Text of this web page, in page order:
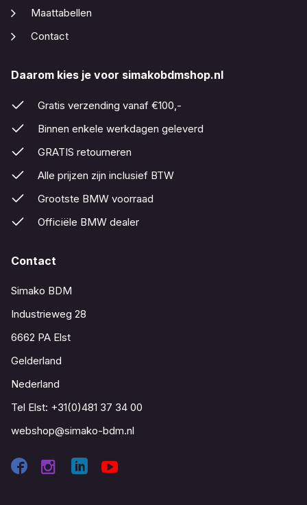
Maattabellen
Contact
Daarom kies je voor simakobdmshop.nl
Gratis verzending vanaf €100,-
Binnen enkele werkdagen geleverd
GRATIS retourneren
Alle prijzen zijn inclusief BTW
Grootste BMW voorraad
Officiële BMW dealer
Contact
Simako BDM
Industrieweg 28
6662 PA Elst
Gelderland
Nederland
Tel Elst: +31(0)481 37 34 00
webshop@simako-bdm.nl